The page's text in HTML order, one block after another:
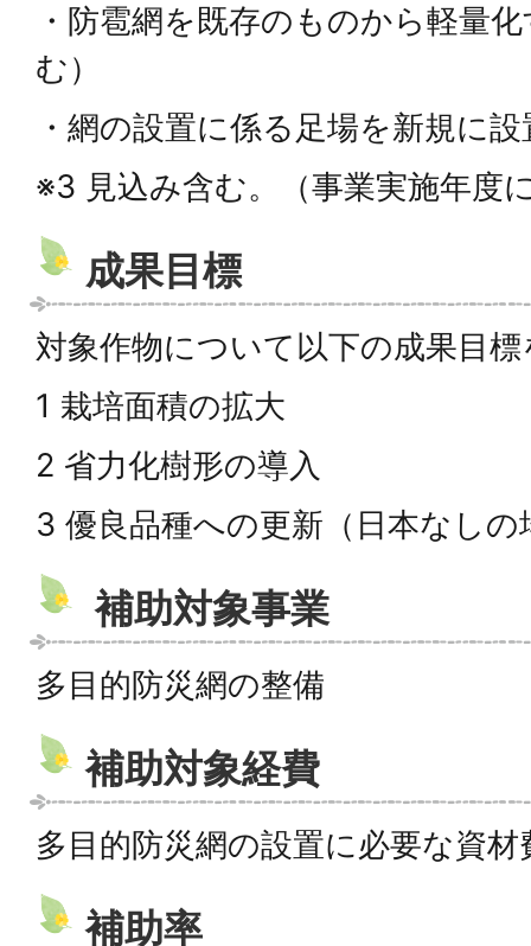
・防雹網を既存のものから軽量
む）
・網の設置に係る足場を新規に
※3 見込み含む。（事業実施年度
成果目標
対象作物について以下の成果目
1 栽培面積の拡大
2 省力化樹形の導入
3 優良品種への更新（日本なしの
補助対象事業
多目的防災網の整備
補助対象経費
多目的防災網の設置に必要な資材
補助率